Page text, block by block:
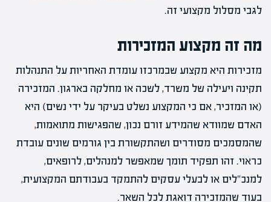
לגבי מסלול מקצועי זה.
מה זה מקצוע המזכירות
מזכירות היא מקצוע שבמרכזו עומדת האחריות על התנהלות
תקינה ויעילה של משרד, לשכה או מחלקה בארגון. המזכירה
(או המזכיר, אם כי המקצוע נשלט בעיקר על ידי נשים) היא
האדם שמוודא שהמידע זורם נכון, שהפגישות מתואמות,
שהמסמכים מסודרים ושהתקשורת בין גורמים שונים עובדת
כראוי. זהו תפקיד תומך שמאפשר למנהלים, לרופאים,
למנכ"לים או לבעלי עסקים להתמקד בעבודתם המקצועית,
בעוד שהמזכירה דואגת לכל השאר.